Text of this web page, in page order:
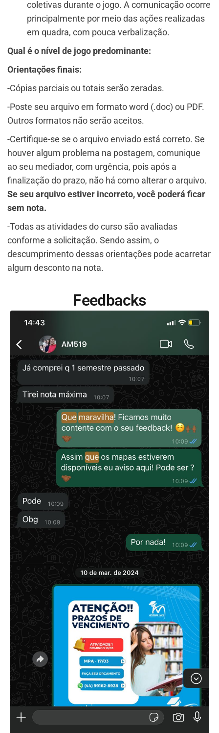
coletivas durante o jogo. A comunicação ocorre
principalmente por meio das ações realizadas
em quadra, com pouca verbalização.
Qual é o nível de jogo predominante:
Orientações finais:
-Cópias parciais ou totais serão zeradas.
-Poste seu arquivo em formato word (.doc) ou PDF.
Outros formatos não serão aceitos.
-Certifique-se se o arquivo enviado está correto. Se
houver algum problema na postagem, comunique
ao seu mediador, com urgência, pois após a
finalização do prazo, não há como alterar o arquivo.
Se seu arquivo estiver incorreto, você poderá ficar
sem nota.
-Todas as atividades do curso são avaliadas
conforme a solicitação. Sendo assim, o
descumprimento dessas orientações pode acarretar
algum desconto na nota.
Feedbacks